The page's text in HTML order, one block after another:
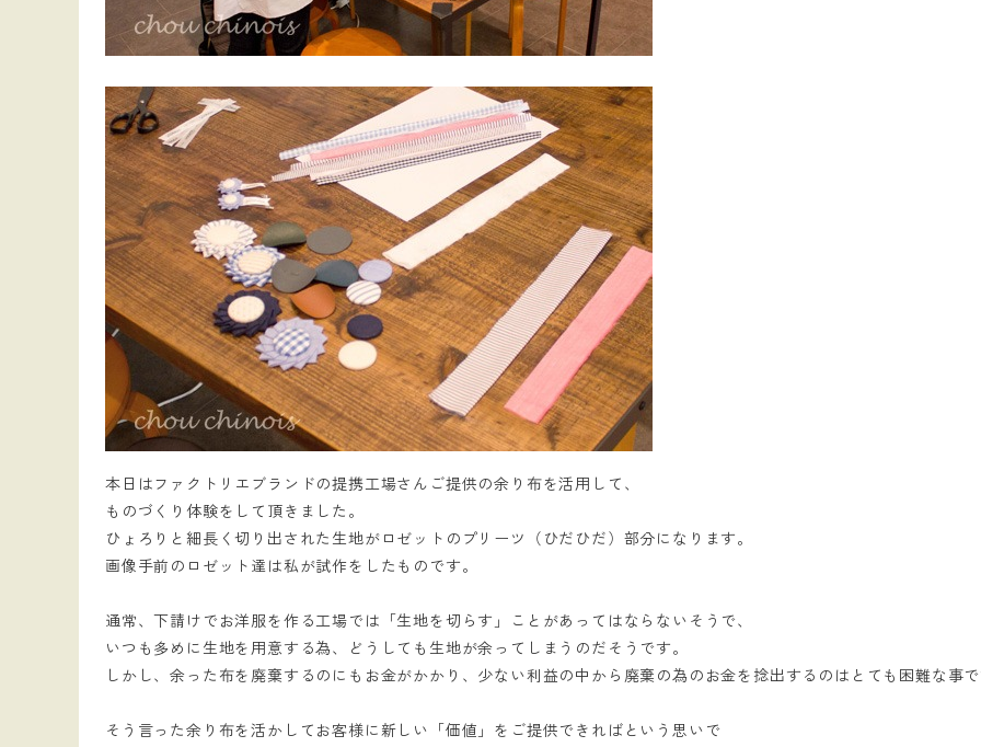
本日はファクトリエブランドの提携工場さんご提供の余り布を活用して、
ものづくり体験をして頂きました。
ひょろりと細長く切り出された生地がロゼットのプリーツ（ひだひだ）部分になります。
画像手前のロゼット達は私が試作をしたものです。
通常、下請けでお洋服を作る工場では「生地を切らす」ことがあってはならないそうで、
いつも多めに生地を用意する為、どうしても生地が余ってしまうのだそうです。
しかし、余った布を廃棄するのにもお金がかかり、少ない利益の中から廃棄の為のお金を捻出するのはとても困難な事
そう言った余り布を活かしてお客様に新しい「価値」をご提供できればという思いで